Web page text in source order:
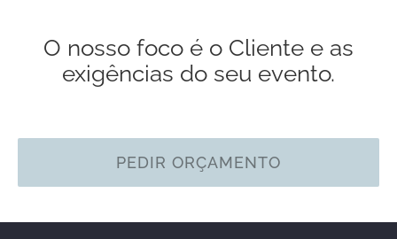
O nosso foco é o Cliente e as
exigências do seu evento.
PEDIR ORÇAMENTO